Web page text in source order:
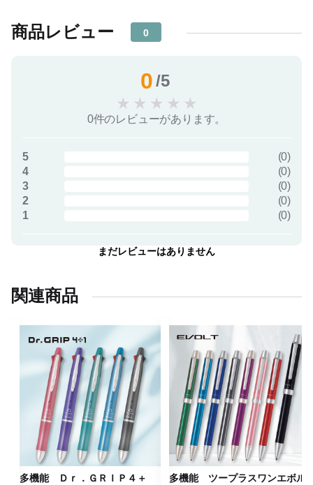
商品レビュー 0
0/5
★ ★ ★ ★ ★
0件のレビューがあります。
5 (0)
4
(0)
3
(0)
2
(0)
1
(0)
まだレビューはありません
関連商品
多機能 Ｄｒ．ＧＲＩＰ４＋
多機能 ツープラスワンエボル